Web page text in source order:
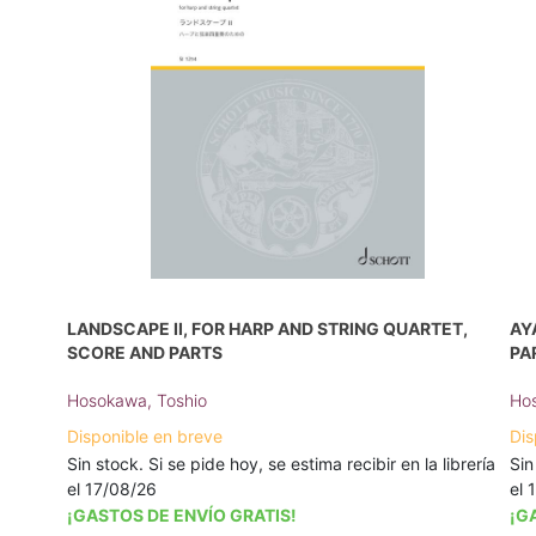
LANDSCAPE II, FOR HARP AND STRING QUARTET,
SCORE AND PARTS
Hosokawa, Toshio
Disponible en breve
Sin stock. Si se pide hoy, se estima recibir en la librería
el 17/08/26
¡GASTOS DE ENVÍO GRATIS!
el